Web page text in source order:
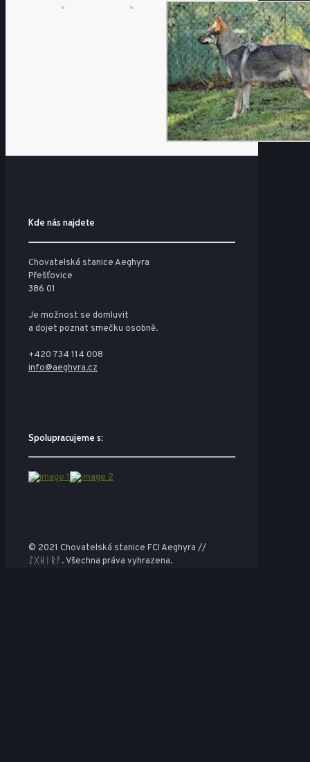
Kde nás najdete
Chovatelská stanice Aeghyra
Přešťovice
386 01
Je možnost se domluvit
a dojet poznat smečku osobně.
+420 734 114 008
info@aeghyra.cz
Spolupracujeme s:
© 2021 Chovatelská stanice FCI Aeghyra //
ᛇᚷᚺᛁᚱᚨ. Všechna práva vyhrazena.